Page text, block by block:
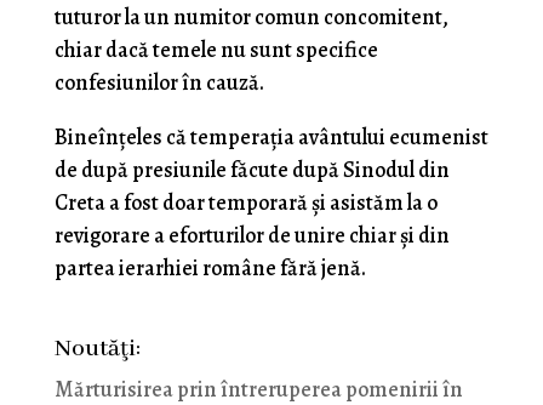
tuturor la un numitor comun concomitent,
chiar dacă temele nu sunt specifice
confesiunilor în cauză.
Bineînțeles că temperația avântului ecumenist
de după presiunile făcute după Sinodul din
Creta a fost doar temporară și asistăm la o
revigorare a eforturilor de unire chiar și din
partea ierarhiei române fără jenă.
Noutăţi:
Mărturisirea prin întreruperea pomenirii în